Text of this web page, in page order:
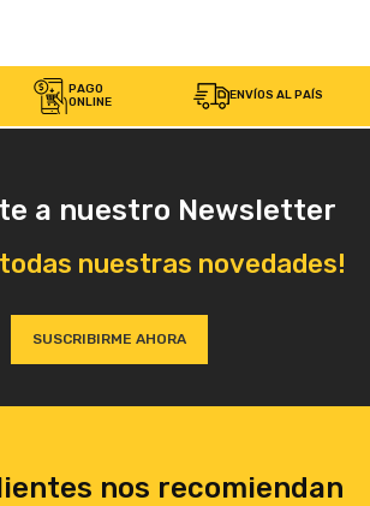
PAGO
ONLINE
ENVÍOS AL PAÍS
a nuestro Newsletter
todas nuestras novedades!
SUSCRIBIRME AHORA
nos recomiendan